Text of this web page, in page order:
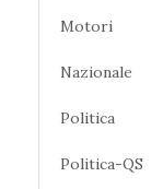
Motori
Nazionale
Politica
Politica-QS